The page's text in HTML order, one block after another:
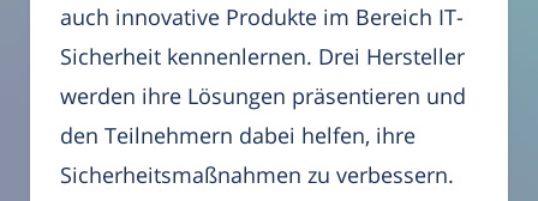
auch innovative Produkte im Bereich IT-
Sicherheit kennenlernen. Drei Hersteller
werden ihre Lösungen präsentieren und
den Teilnehmern dabei helfen, ihre
Sicherheitsmaßnahmen zu verbessern.